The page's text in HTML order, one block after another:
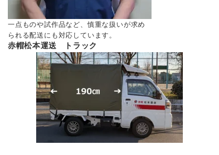
一点ものや試作品など、慎重な扱いが求め
られる配送にも対応しています。
赤帽松本運送 トラック